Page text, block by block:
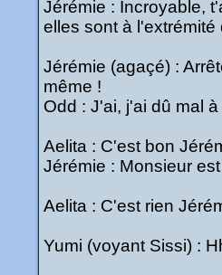
Jérémie : Incroyable,
elles sont à
Jérémie (agaçé) :
même !
Odd : J'ai, j'ai dû mal
Aelita : C'est bon
Jérémie : Monsieur
Aelita : C'est rien
Yumi (voyant Sissi) :